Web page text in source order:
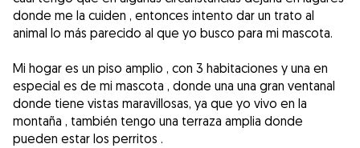
donde me la cuiden , entonces intento dar un trato al
animal lo más parecido al que yo busco para mi mascota.
Mi hogar es un piso amplio , con 3 habitaciones y una en
especial es de mi mascota , donde una una gran ventanal
donde tiene vistas maravillosas, ya que yo vivo en la
montaña , también tengo una terraza amplia donde
pueden estar los perritos .